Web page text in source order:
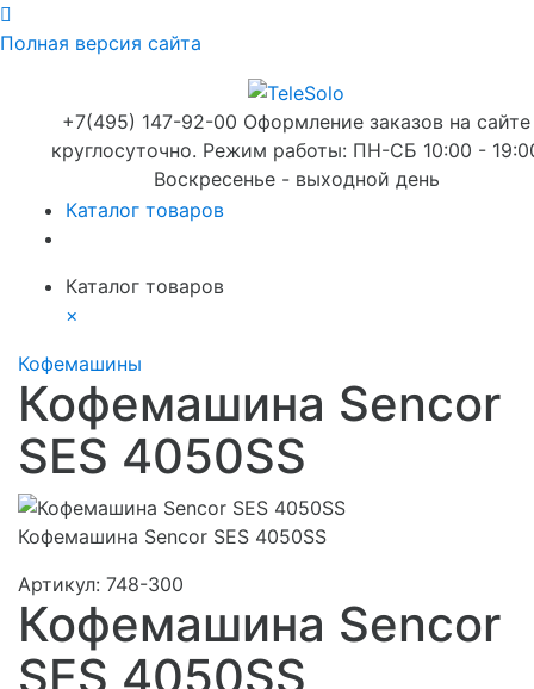
Полная версия сайта
+7(495) 147-92-00 Оформление заказов на сайте
круглосуточно. Режим работы: ПН-СБ 10:00 -
Воскресенье - выходной день
Каталог товаров
Каталог товаров
×
Кофемашины
Кофемашина Sencor
SES 4050SS
Кофемашина Sencor SES 4050SS
Артикул: 748-300
Кофемашина Sencor
SES 4050SS